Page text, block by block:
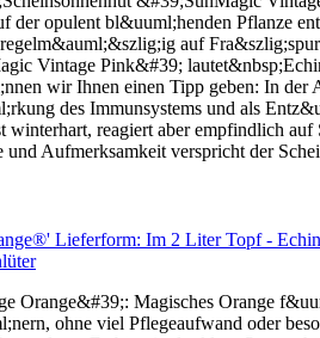
der opulent bl&uuml;henden Pflanze
auf
Vintage Pink&#39;
wir Ihnen einen Tipp geben: In der
des Immunsystems und als
reagiert aber empfindlich
Aufmerksamkeit verspricht der
Lieferform: Im 2 Liter Topf -
Orange&#39;: Magisches Orange
ohne viel Pflegeaufwand oder